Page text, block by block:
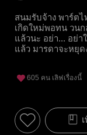
สนมรับจ้าง พาร์ต
เกิดใหม่พอทน วน
แล้วนะ อย่า... อย่
แล้ว มารดาจะหยุด
605 คน เลิฟเรื่องนี้